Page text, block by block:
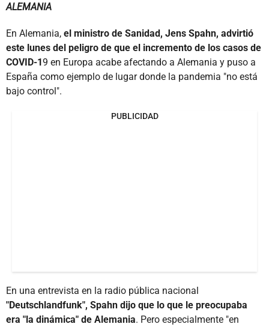
ALEMANIA
En Alemania, el ministro de Sanidad, Jens Spahn, advirtió
este lunes del peligro de que el incremento de los casos de
COVID-19 en Europa acabe afectando a Alemania y puso a
España como ejemplo de lugar donde la pandemia "no está
bajo control".
PUBLICIDAD
En una entrevista en la radio pública nacional
"Deutschlandfunk", Spahn dijo que lo que le preocupaba
era "la dinámica" de Alemania. Pero especialmente "en